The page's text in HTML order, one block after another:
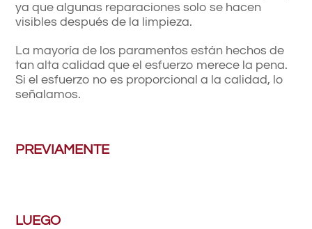
ya que algunas reparaciones solo se hacen
visibles después de la limpieza.
La mayoría de los paramentos están hechos de
tan alta calidad que el esfuerzo merece la pena.
Si el esfuerzo no es proporcional a la calidad, lo
señalamos.
PREVIAMENTE
LUEGO